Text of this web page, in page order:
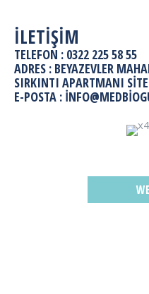
İLETİŞİM
TELEFON : 0322 225 58 55
ADRES : BEYAZEVLER
SIRKINTI APARTMANI
E-POSTA :